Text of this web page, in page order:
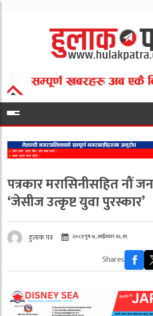
पत्रकार मरासिनीसहित नौं
‘जेसीज उत्कृष्ट युवा पुरस्कार’
हुलाक पत्र २०८१ पुष ७, आईतवार १६:१९
Shares